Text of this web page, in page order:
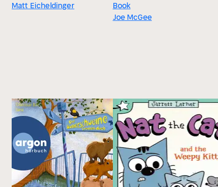
Matt Eicheldinger
Book
Joe McGee